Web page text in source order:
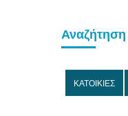
Αναζήτηση
ΚΑΤΟΙΚΙΕΣ